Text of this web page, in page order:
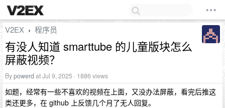
V2EX › 程序员
有没人知道 smarttube 的儿童版块怎么
屏蔽视频？
Bypowerd at Jul 9, 2025 · 1886 views
如题，经常有一些不喜欢的视频在上面，又没办法屏蔽，看完后推这
类还更多，在 github 上反馈几个月了无人回复。